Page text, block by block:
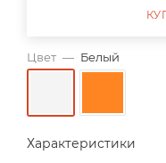
Цвет — Белый
Характеристики